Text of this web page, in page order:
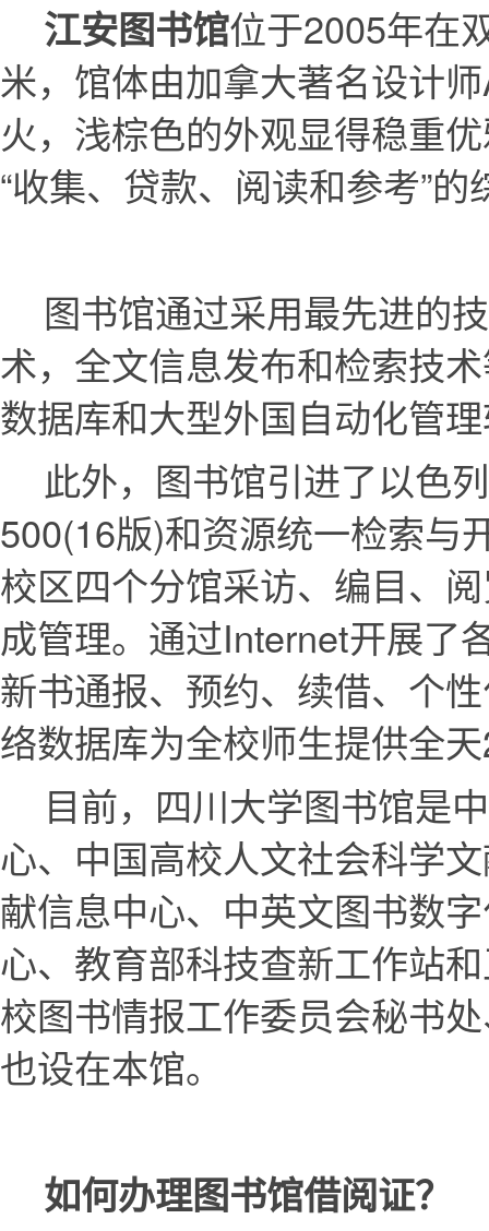
江安图书馆位于2005年在
米，馆体由加拿大著名设计
火，浅棕色的外观显得稳重
“收集、贷款、阅读和参考”的
图书馆通过采用最先进的
术，全文信息发布和检索技
数据库和大型外国自动化管
此外，图书馆引进了以色
500(16版)和资源统一检索与
校区四个分馆采访、编目、
成管理。通过Internet开展了
新书通报、预约、续借、个
络数据库为全校师生提供全
目前，四川大学图书馆是
心、中国高校人文社会科学
献信息中心、中英文图书数
心、教育部科技查新工作站
校图书情报工作委员会秘书
也设在本馆。
如何办理图书馆借阅证？